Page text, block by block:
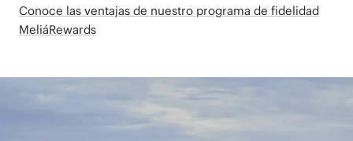
Conoce las ventajas de nuestro programa de fidelidad
MeliáRewards